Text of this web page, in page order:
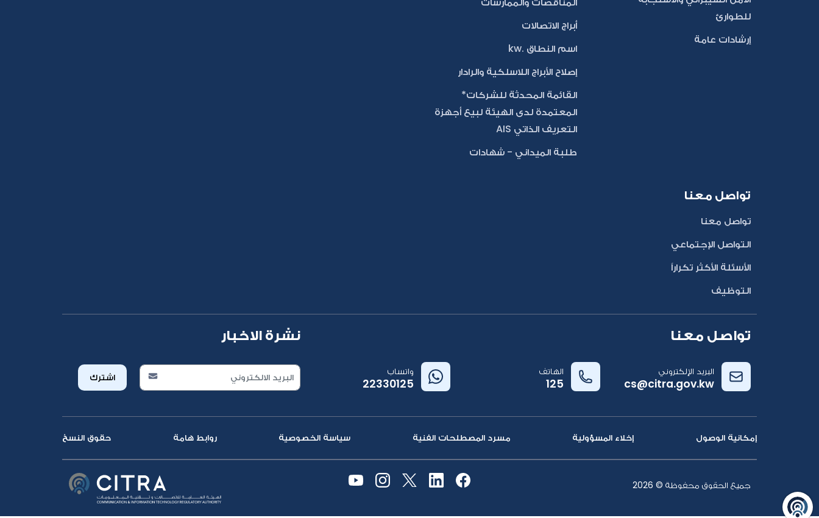
للطوارئ
إرشادات عامة
أبراج الاتصالات
اسم النطاق .kw
إصلاح الأبراج اللاسلكية والرادار
القائمة المحدثة للشركات*
المعتمدة لدى الهيئة لبيع أجهزة
التعريف الذاتي AIS
طلبة الميداني - شهادات
تواصل معنا
تواصل معنا
التواصل الإجتماعي
الأسئلة الأكثر تكراراً
التوظيف
تواصل معنا
البريد الإلكتروني
cs@citra.gov.kw
الهاتف
125
واتساب
22330125
نشرة الاخبار
اشترك
إمكانية الوصول إخلاء المسؤولية مسرد المصطلحات الفنية سياسة الخصوصية روابط هامة حقوق النسخ
جميع الحقوق محفوظة © 2026